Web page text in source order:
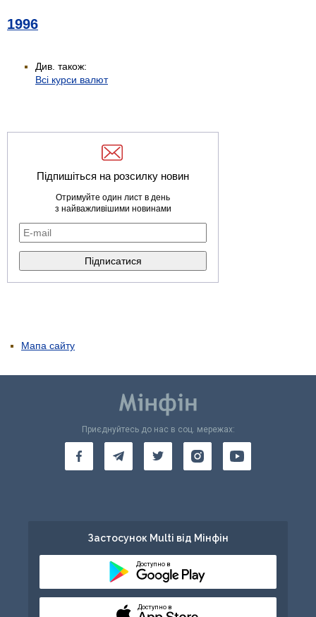
1996
Див. також:
Всі курси валют
Підпишіться на розсилку новин
Отримуйте один лист в день
з найважливішими новинами
Мапа сайту
Приєднуйтесь до нас в соц. мережах:
Застосунок Multi від Мінфін
Доступно в
Доступно в